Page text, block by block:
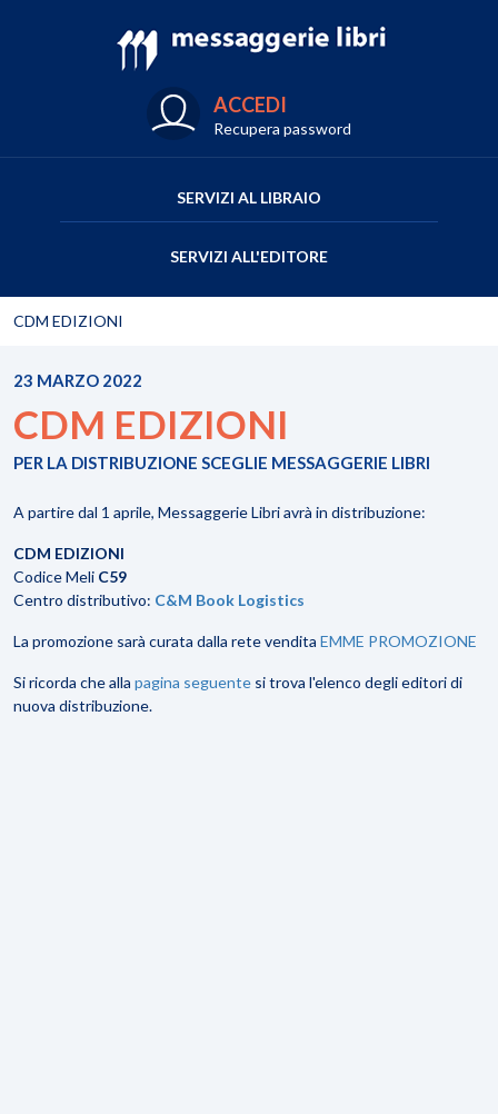
ACCEDI
Recupera password
SERVIZI AL LIBRAIO
SERVIZI ALL'EDITORE
CDM EDIZIONI
23 MARZO 2022
CDM EDIZIONI
PER LA DISTRIBUZIONE SCEGLIE MESSAGGERIE LIBRI
A partire dal 1 aprile, Messaggerie Libri avrà in distribuzione:
CDM EDIZIONI
Codice Meli C59
Centro distributivo: C&M Book Logistics
La promozione sarà curata dalla rete vendita EMME PROMOZIONE
Si ricorda che alla pagina seguente si trova l'elenco degli editori di
nuova distribuzione.